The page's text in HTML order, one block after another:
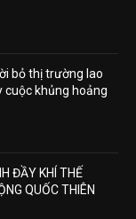
bỏ thị trường lao
cuộc khủng hoảng
ĐẦY KHÍ THẾ
QUỐC THIÊN